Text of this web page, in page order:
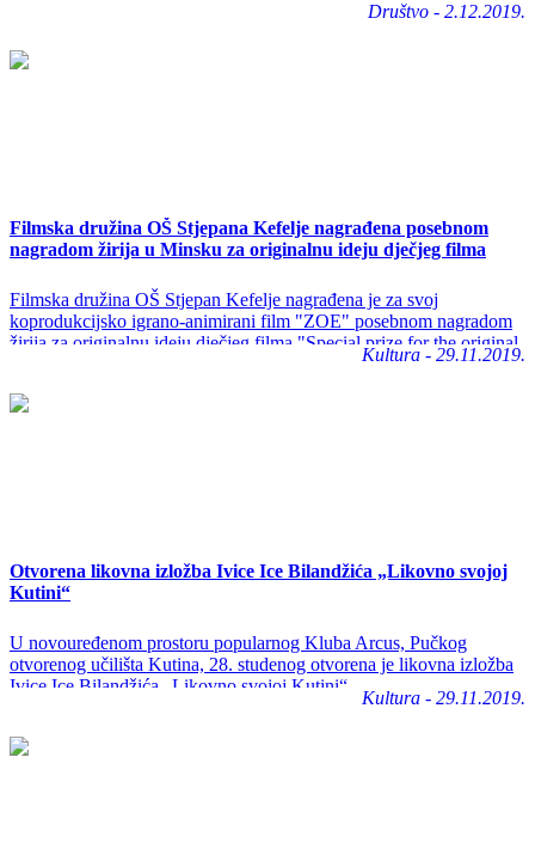
Društvo - 2.12.2019.
Filmska družina OŠ Stjepana Kefelje nagrađena posebnom
nagradom žirija u Minsku za originalnu ideju dječjeg filma
Filmska družina OŠ Stjepan Kefelje nagrađena je za svoj
koprodukcijsko igrano-animirani film "ZOE" posebnom nagradom
žirija za originalnu ideju dječjeg filma "Special prize for the original
Kultura - 29.11.2019.
Otvorena likovna izložba Ivice Ice Bilandžića „Likovno svojoj
Kutini“
U novouređenom prostoru popularnog Kluba Arcus, Pučkog
otvorenog učilišta Kutina, 28. studenog otvorena je likovna izložba
Ivice Ice Bilandžića „Likovno svojoj Kutini“.
Kultura - 29.11.2019.